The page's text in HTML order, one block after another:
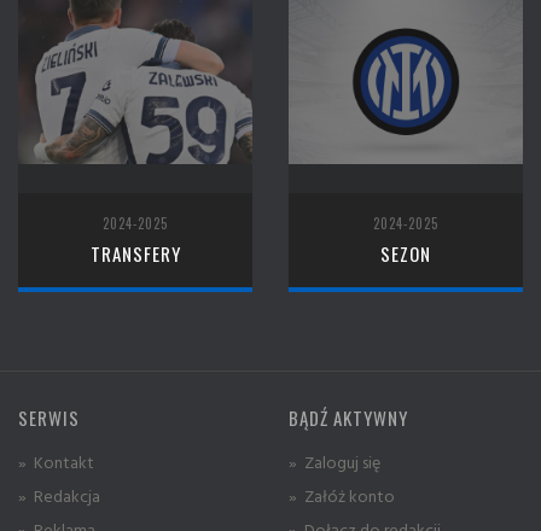
2024-2025
TRANSFERY
2024-2025
SEZON
SERWIS
» Kontakt
» Redakcja
BĄDŹ AKTYWNY
» Zaloguj się
» Załóż konto